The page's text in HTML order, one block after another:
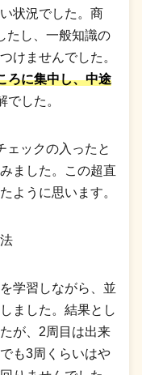
状況でした。商
たし、一般知識の
けませんでした。
ろに集中し、中途
でした。
ェックの入ったと
ました。この超直
ように思います。
学習しながら、並
ました。結果とし
が、2周目は出来
も3周くらいはや